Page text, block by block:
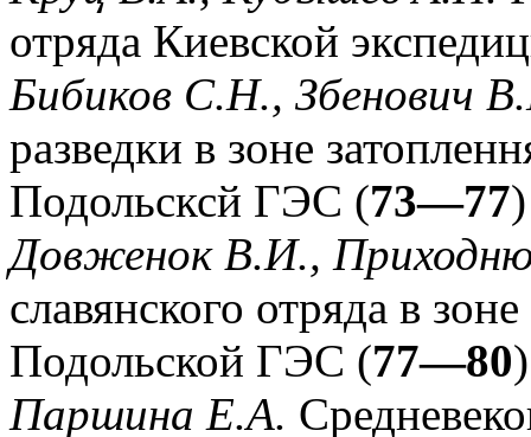
отряда Киевской
Бибиков С.Н., Збенович
разведки в зоне
Подольсксй ГЭС (73—77)
Довженок В.И.,
славянского отряда в
Подольской ГЭС (77—80)
Паршина Е.А.